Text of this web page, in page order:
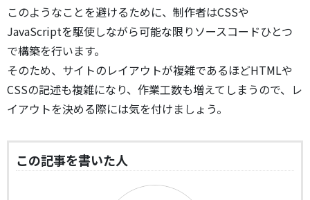
このようなことを避けるために、制作者はCSSや
JavaScriptを駆使しながら可能な限りソースコードひとつ
で構築を行います。
そのため、サイトのレイアウトが複雑であるほどHTMLや
CSSの記述も複雑になり、作業工数も増えてしまうので、レ
イアウトを決める際には気を付けましょう。
この記事を書いた人